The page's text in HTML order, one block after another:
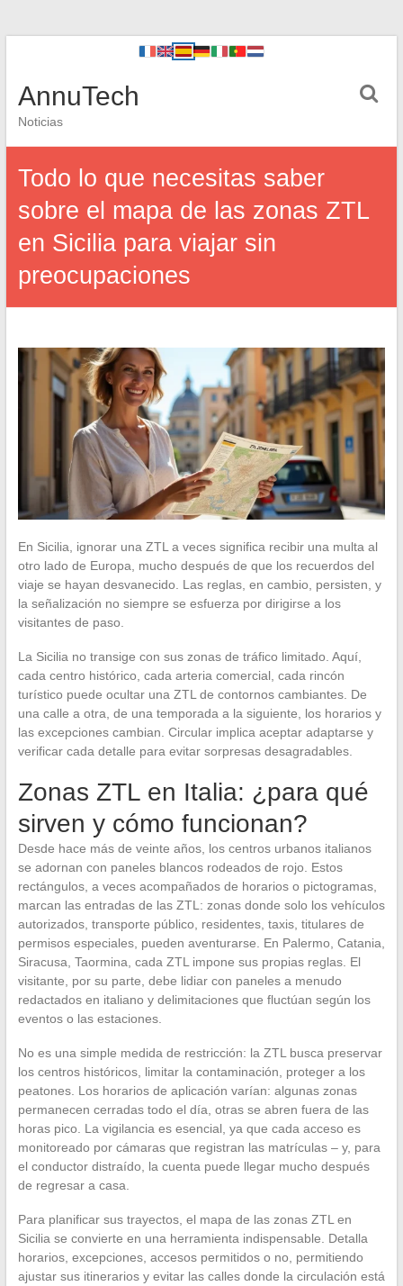
AnnuTech
Noticias
Todo lo que necesitas saber
sobre el mapa de las zonas ZTL
en Sicilia para viajar sin
preocupaciones
En Sicilia, ignorar una ZTL a veces significa recibir una multa al
otro lado de Europa, mucho después de que los recuerdos del
viaje se hayan desvanecido. Las reglas, en cambio, persisten, y
la señalización no siempre se esfuerza por dirigirse a los
visitantes de paso.
La Sicilia no transige con sus zonas de tráfico limitado. Aquí,
cada centro histórico, cada arteria comercial, cada rincón
turístico puede ocultar una ZTL de contornos cambiantes. De
una calle a otra, de una temporada a la siguiente, los horarios y
las excepciones cambian. Circular implica aceptar adaptarse y
verificar cada detalle para evitar sorpresas desagradables.
Zonas ZTL en Italia: ¿para qué
sirven y cómo funcionan?
Desde hace más de veinte años, los centros urbanos italianos
se adornan con paneles blancos rodeados de rojo. Estos
rectángulos, a veces acompañados de horarios o pictogramas,
marcan las entradas de las ZTL: zonas donde solo los vehículos
autorizados, transporte público, residentes, taxis, titulares de
permisos especiales, pueden aventurarse. En Palermo, Catania,
Siracusa, Taormina, cada ZTL impone sus propias reglas. El
visitante, por su parte, debe lidiar con paneles a menudo
redactados en italiano y delimitaciones que fluctúan según los
eventos o las estaciones.
No es una simple medida de restricción: la ZTL busca preservar
los centros históricos, limitar la contaminación, proteger a los
peatones. Los horarios de aplicación varían: algunas zonas
permanecen cerradas todo el día, otras se abren fuera de las
horas pico. La vigilancia es esencial, ya que cada acceso es
monitoreado por cámaras que registran las matrículas – y, para
el conductor distraído, la cuenta puede llegar mucho después
de regresar a casa.
Para planificar sus trayectos, el mapa de las zonas ZTL en
Sicilia se convierte en una herramienta indispensable. Detalla
horarios, excepciones, accesos permitidos o no, permitiendo
ajustar sus itinerarios y evitar las calles donde la circulación está